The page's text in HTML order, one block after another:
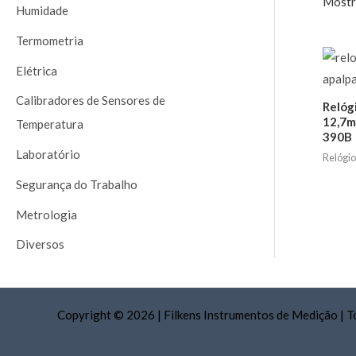
a
o
r
:
Humidade
Termometria
Elétrica
Calibradores de Sensores de
Temperatura
Laboratório
Segurança do Trabalho
Metrologia
Diversos
390B
Copyright © 2026 | Filkens Instrumentos de Medição |